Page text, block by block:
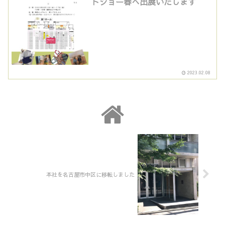
2023.02.08
本社を名古屋市中区に移転しました